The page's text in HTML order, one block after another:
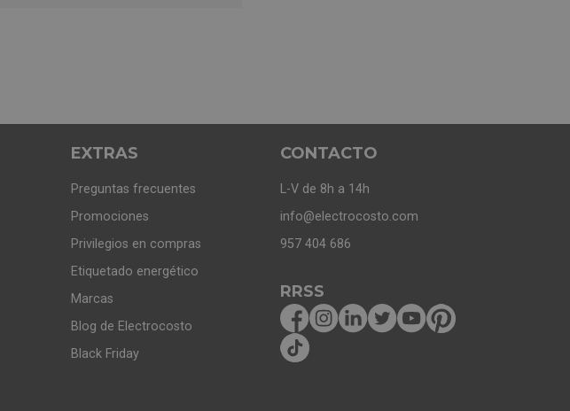
EXTRAS
Preguntas frecuentes
Promociones
Privilegios en compras
Etiquetado energético
Marcas
Blog de Electrocosto
Black Friday
CONTACTO
L-V de 8h a 14h
info@electrocosto.com
957 404 686
RRSS